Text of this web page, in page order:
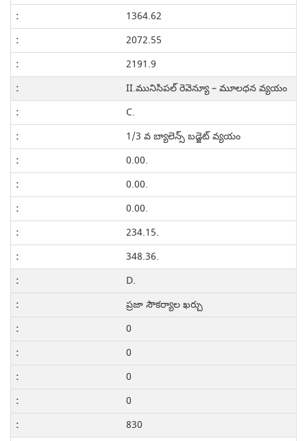
1364.62
2072.55
2191.9
II.మునిసిపల్ రెవెన్యూ – మూలధన వ్యయం
C.
1/3 వ బ్యాలెన్స్ బడ్జెట్ వ్యయం
0.00.
0.00.
0.00.
234.15.
348.36.
D.
ప్రజా సౌకర్యాల ఖర్చు
0
0
0
0
830